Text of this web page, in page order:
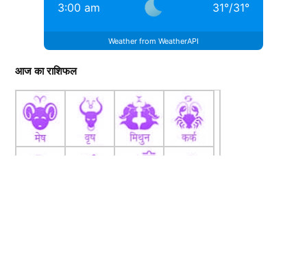
3:00 am 31°/31°
Weather from WeatherAPI
आज का राशिफल